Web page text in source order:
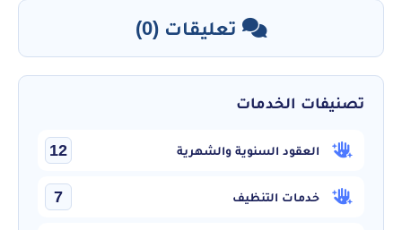
تعليقات (0)
تصنيفات الخدمات
العقود السنوية والشهرية 12
خدمات التنظيف 7